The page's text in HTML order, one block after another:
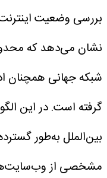
بررسی وضعیت
نشان می‌دهد که
شبکه جهانی همچنان
گرفته است. در این
بین‌الملل به‌طور
مشخصی از